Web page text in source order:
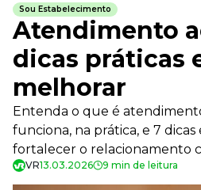
Todas as categorias
Confira nossos conteúdos
Empreendedorismo
Impulsione o seu negócio
Legislação
Fique por dentro da lei
Pessoas e Cultura
Aprimore a cultura
Educação Financeira
Saiba como gerenciar o seu
Sou Estabelecimento
Atendimento
dicas práticas
melhorar
Entenda o que é
funciona, na prática, e 7 dicas
fortalecer o relacionamento
VR13.03.2026 9 min de leitura